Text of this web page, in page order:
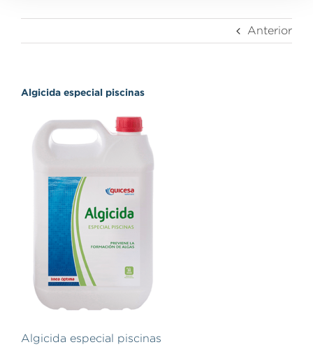
Anterior
Algicida especial piscinas
Algicida especial piscinas